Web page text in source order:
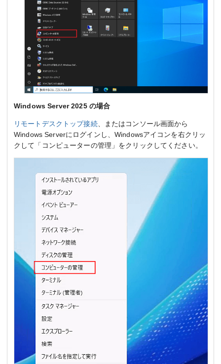
Windows Server 2025 の場合
リモートデスクトップ接続、またはコンソール画面から
Windows Serverにログインし、Windowsアイコンを右クリッ
クして「コンピューターの管理」をクリックしてください。